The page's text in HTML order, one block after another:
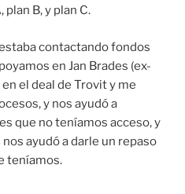
B, y plan C.
contactando fondos
en Jan Brades (ex-
el deal de Trovit y me
y nos ayudó a
que no teníamos acceso, y
ayudó a darle un repaso
teníamos.